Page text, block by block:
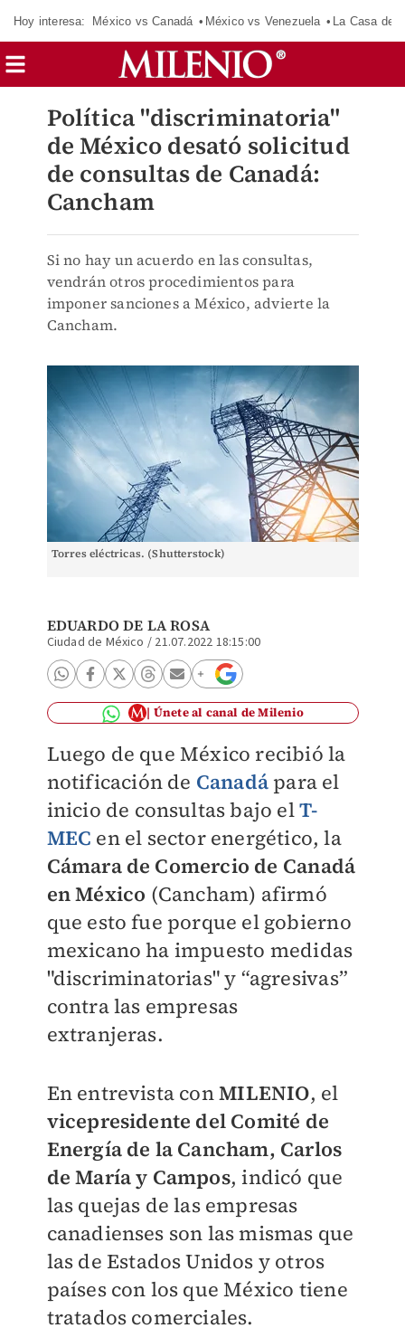
Hoy interesa: México vs Canadá México vs Venezuela La Casa de
Política "discriminatoria"
de México desató solicitud
de consultas de Canadá:
Cancham
Si no hay un acuerdo en las consultas,
vendrán otros procedimientos para
imponer sanciones a México, advierte la
Cancham.
Torres eléctricas. (Shutterstock)
EDUARDO DE LA ROSA
Ciudad de México / 21.07.2022 18:15:00
Únete al canal de Milenio
Luego de que México recibió la
notificación de Canadápara el
inicio de consultas bajo elT-
MEC en el sector energético, la
Cámara de Comercio de Canadá
en México (Cancham) afirmó
que esto fue porque el gobierno
mexicano ha impuesto medidas
"discriminatorias" y “agresivas”
contra las empresas
extranjeras.
En entrevista conMILENIO, el
vicepresidente del Comité de
Energía de la Cancham, Carlos
de María y Campos, indicó que
las quejas de las empresas
canadienses son las mismas que
las de Estados Unidos y otros
países con los que México tiene
tratados comerciales.